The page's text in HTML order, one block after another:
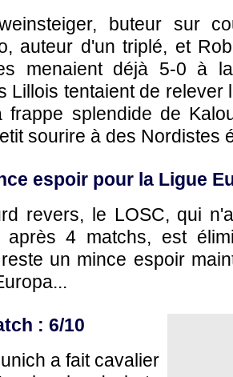
buteur sur
auteur d'un triplé, et
menaient déjà 5-0 à
Lillois tentaient de relever
frappe splendide de
sourire à des Nordistes
espoir pour la Ligue
revers, le LOSC, qui
après 4 matchs, est
un mince espoir
: 6/10
a fait cavalier